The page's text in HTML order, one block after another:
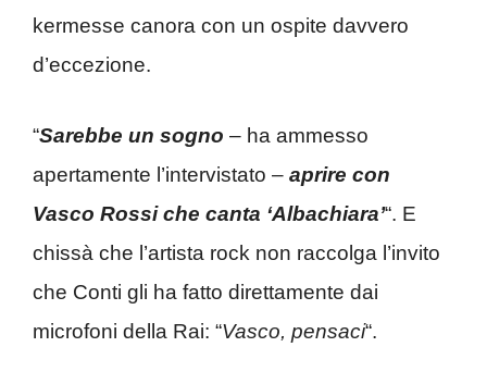
kermesse canora con un ospite davvero
d’eccezione.
“Sarebbe un sogno – ha ammesso
apertamente l’intervistato – aprire con
Vasco Rossi che canta ‘Albachiara’“. E
chissà che l’artista rock non raccolga l’invito
che Conti gli ha fatto direttamente dai
microfoni della Rai: “Vasco, pensaci“.